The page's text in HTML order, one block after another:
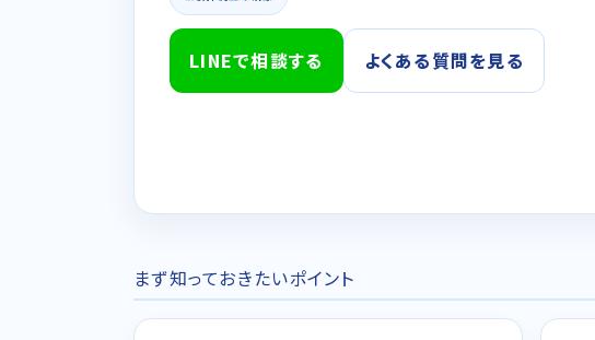
LINEで相談する よくある質問を見る
まず知っておきたいポイント